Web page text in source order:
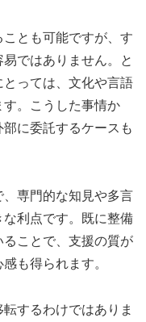
とも可能ですが、す
ではありません。と
とっては、文化や言語
。こうした事情か
に委託するケースも
専門的な知見や多言
利点です。既に整備
ことで、支援の質が
も得られます。
するわけではありま